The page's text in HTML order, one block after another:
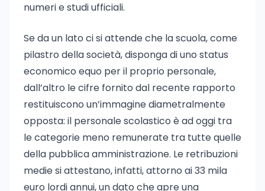
numeri e studi ufficiali.
Se da un lato ci si attende che la scuola, come
pilastro della società, disponga di uno status
economico equo per il proprio personale,
dall’altro le cifre fornito dal recente rapporto
restituiscono un’immagine diametralmente
opposta: il personale scolastico è ad oggi tra
le categorie meno remunerate tra tutte quelle
della pubblica amministrazione. Le retribuzioni
medie si attestano, infatti, attorno ai 33 mila
euro lordi annui, un dato che apre una